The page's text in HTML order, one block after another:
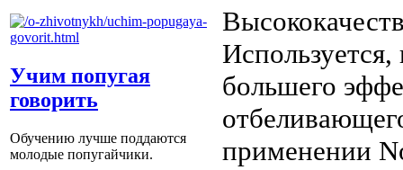
Учим попугая
говорить
Обучению лучше поддаются
молодые попугайчики.
большего
применении